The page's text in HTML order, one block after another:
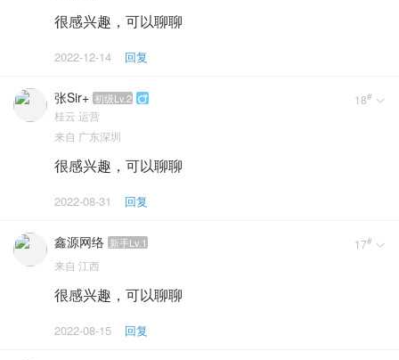
很感兴趣，可以聊聊
2022-12-14 回复
张Sir+ 初级Lv.2  18# 
桂云 运营
来自 广东深圳
很感兴趣，可以聊聊
2022-08-31 回复
鑫源网络 新手Lv.1 17# 
来自 江西
很感兴趣，可以聊聊
2022-08-15 回复